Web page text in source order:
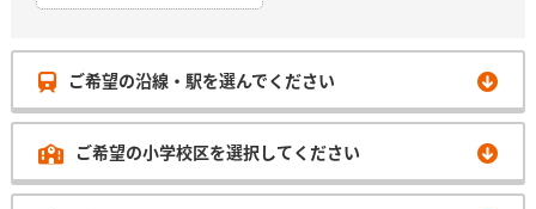
ご希望の沿線・駅を選んでください
ご希望の小学校区を選択してください